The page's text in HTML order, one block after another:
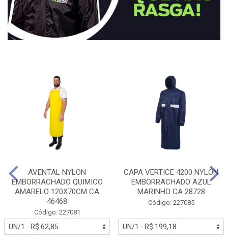
AVENTAL NYLON
EMBORRACHADO QUIMICO
AMARELO 120X70CM CA
46468
Código: 227081
CAPA VERTICE 4200 NYLON
EMBORRACHADO AZUL
MARINHO CA 28728
Código: 227085